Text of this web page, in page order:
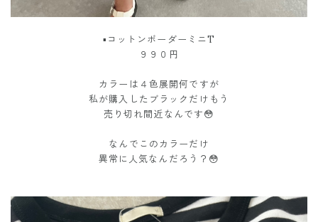
▪︎コットンボーダーミニT
９９０円
カラーは４色展開何ですが
私が購入したブラックだけもう
売り切れ間近なんです😳
なんでこのカラーだけ
異常に人気なんだろう？😳